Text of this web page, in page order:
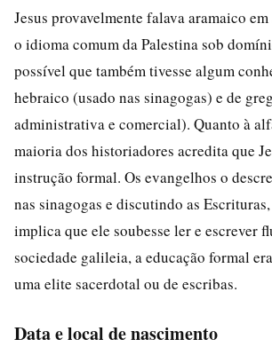
Jesus provavelmente falava aramaico
o idioma comum da Palestina sob
possível que também tivesse algum
hebraico (usado nas sinagogas) e de
administrativa e comercial). Quanto à
maioria dos historiadores acredita que
instrução formal. Os evangelhos o
nas sinagogas e discutindo as
implica que ele soubesse ler e escrever
sociedade galileia, a educação formal
uma elite sacerdotal ou de escribas.
Data e local de nascimento